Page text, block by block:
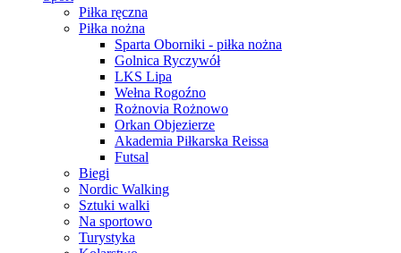
Piłka ręczna
Piłka nożna
Sparta Oborniki - piłka nożna
Golnica Ryczywół
LKS Lipa
Wełna Rogoźno
Rożnovia Rożnowo
Orkan Objezierze
Akademia Piłkarska Reissa
Futsal
Biegi
Nordic Walking
Sztuki walki
Na sportowo
Turystyka